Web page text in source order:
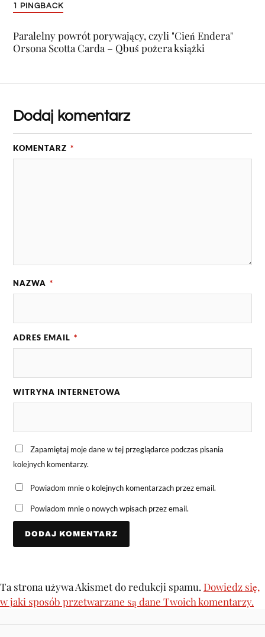
1 PINGBACK
Paralelny powrót porywający, czyli "Cień Endera"
Orsona Scotta Carda – Qbuś pożera książki
Dodaj komentarz
KOMENTARZ *
NAZWA *
ADRES EMAIL *
WITRYNA INTERNETOWA
Zapamiętaj moje dane w tej przeglądarce podczas pisania
kolejnych komentarzy.
Powiadom mnie o kolejnych komentarzach przez email.
Powiadom mnie o nowych wpisach przez email.
Ta strona używa Akismet do redukcji spamu. Dowiedz się,
w jaki sposób przetwarzane są dane Twoich komentarzy.